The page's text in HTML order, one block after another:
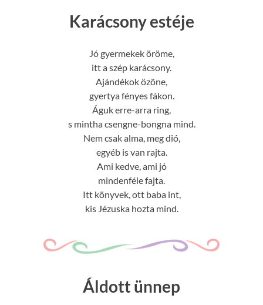
Karácsony estéje
Jó gyermekek öröme,
itt a szép karácsony.
Ajándékok özöne,
gyertya fényes fákon.
Águk erre-arra ring,
s mintha csengne-bongna mind.
Nem csak alma, meg dió,
egyéb is van rajta.
Ami kedve, ami jó
mindenféle fajta.
Itt könyvek, ott baba int,
kis Jézuska hozta mind.
Áldott ünnep